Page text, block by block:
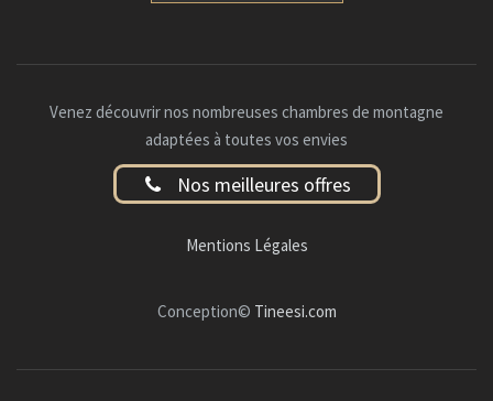
Venez découvrir nos nombreuses chambres de montagne
adaptées à toutes vos envies
Nos meilleures offres
Mentions Légales
Conception© Tineesi.com